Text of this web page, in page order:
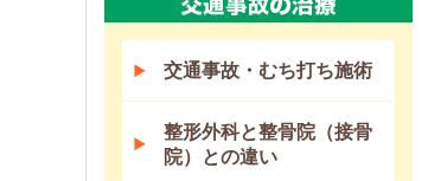
交通事故・むち打ち施術
整形外科と整骨院（接骨
院）との違い